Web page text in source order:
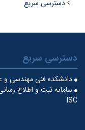
دسترسی سریع
دسترسی سریع
دانشکده فنی مهندسی و
سامانه ثبت و اطلاع
ISC